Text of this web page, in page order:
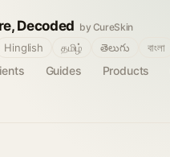
Decoded by CureSkin
Guides Products
Hinglish தமிழ் తెలుగు বাংলা